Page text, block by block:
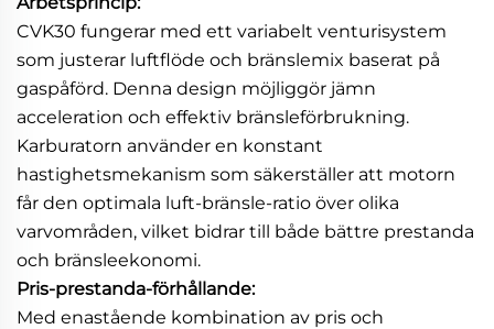
CVK30 fungerar med ett variabelt venturisystem
som justerar luftflöde och bränslemix baserat på
gaspåförd. Denna design möjliggör jämn
acceleration och effektiv bränsleförbrukning.
Karburatorn använder en konstant
hastighetsmekanism som säkerställer att motorn
får den optimala luft-bränsle-ratio över olika
varvområden, vilket bidrar till både bättre prestanda
och bränsleekonomi.
Pris-prestanda-förhållande:
Med enastående kombination av pris och